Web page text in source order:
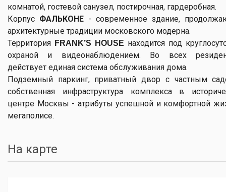
комнатой, гостевой санузел, постирочная, гардеробная.
Корпус ФАЛЬКОНЕ - современное здание,
архитектурные традиции московского модерна.
Территория FRANK’S HOUSE находится под
охраной и видеонаблюдением. Во всех
действует единая система обслуживания дома.
Подземный паркинг, приватный двор с частным
собственная инфраструктура комплекса в
центре Москвы - атрибуты успешной и комфортной
мегаполисе.
На карте